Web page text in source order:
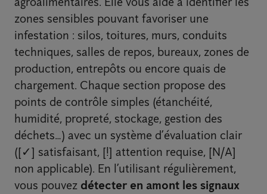
zones sensibles pouvant favoriser une
infestation : silos, toitures, murs, conduits
techniques, salles de repos, bureaux, zones de
production, entrepôts ou encore quais de
chargement. Chaque section propose des
points de contrôle simples (étanchéité,
humidité, propreté, stockage, gestion des
déchets…) avec un système d’évaluation clair
([✓] satisfaisant, [!] attention requise, [N/A]
non applicable). En l’utilisant régulièrement,
vous pouvez détecter en amont les signaux